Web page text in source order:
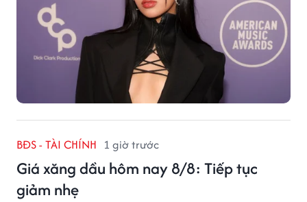
BĐS - TÀI CHÍNH 1 giờ trước
Giá xăng dầu hôm nay 8/8: Tiếp tục
giảm nhẹ